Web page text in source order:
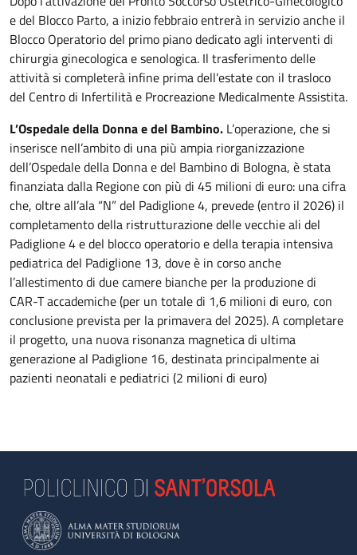
e del Blocco Parto, a inizio febbraio entrerà in servizio anche il
Blocco Operatorio del primo piano dedicato agli interventi di
chirurgia ginecologica e senologica. Il trasferimento delle
attività si completerà infine prima dell’estate con il trasloco
del Centro di Infertilità e Procreazione Medicalmente Assistita.
L’Ospedale della Donna e del Bambino. L’operazione, che si
inserisce nell’ambito di una più ampia riorganizzazione
dell’Ospedale della Donna e del Bambino di Bologna, è stata
finanziata dalla Regione con più di 45 milioni di euro: una cifra
che, oltre all’ala “N” del Padiglione 4, prevede (entro il 2026) il
completamento della ristrutturazione delle vecchie ali del
Padiglione 4 e del blocco operatorio e della terapia intensiva
pediatrica del Padiglione 13, dove è in corso anche
l’allestimento di due camere bianche per la produzione di
CAR-T accademiche (per un totale di 1,6 milioni di euro, con
conclusione prevista per la primavera del 2025). A completare
il progetto, una nuova risonanza magnetica di ultima
generazione al Padiglione 16, destinata principalmente ai
pazienti neonatali e pediatrici (2 milioni di euro)